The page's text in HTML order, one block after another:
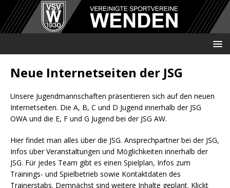
Neue Internetseiten der JSG
Unsere Jugendmannschaften präsentieren sich auf den neuen
Internetseiten. Die A, B, C und D Jugend innerhalb der JSG
OWA und die E, F und G Jugend bei der JSG AW.
Hier findet man alles über die JSG. Ansprechpartner bei der JSG,
Infos über Veranstaltungen und Möglichkeiten innerhalb der
JSG. Für jedes Team gibt es einen Spielplan, Infos zum
Trainings- und Spielbetrieb sowie Kontaktdaten des
Trainerstabs. Demnächst sind weitere Inhalte geplant. Klickt